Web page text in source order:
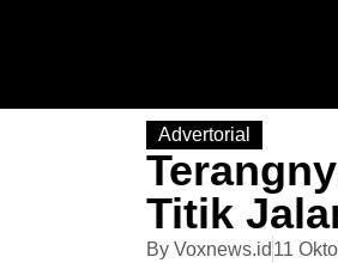
Advertorial
Titik
By Voxnews.id 11